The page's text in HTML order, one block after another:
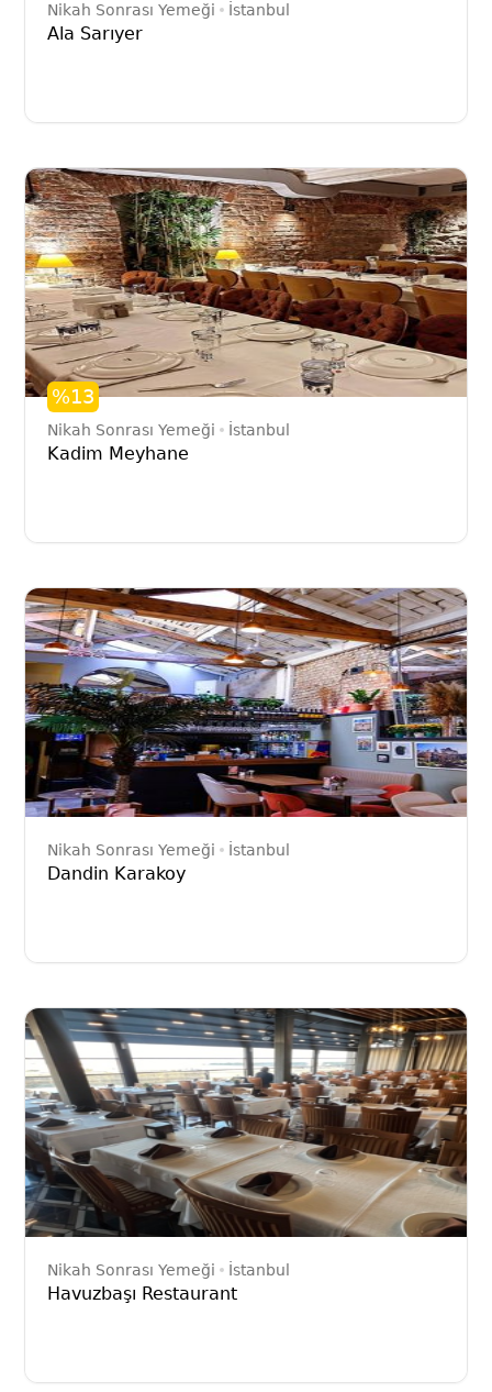
Nikah Sonrası Yemeği İstanbul
Ala Sarıyer
%13
Nikah Sonrası Yemeği İstanbul
Kadim Meyhane
Nikah Sonrası Yemeği İstanbul
Dandin Karakoy
Nikah Sonrası Yemeği İstanbul
Havuzbaşı Restaurant